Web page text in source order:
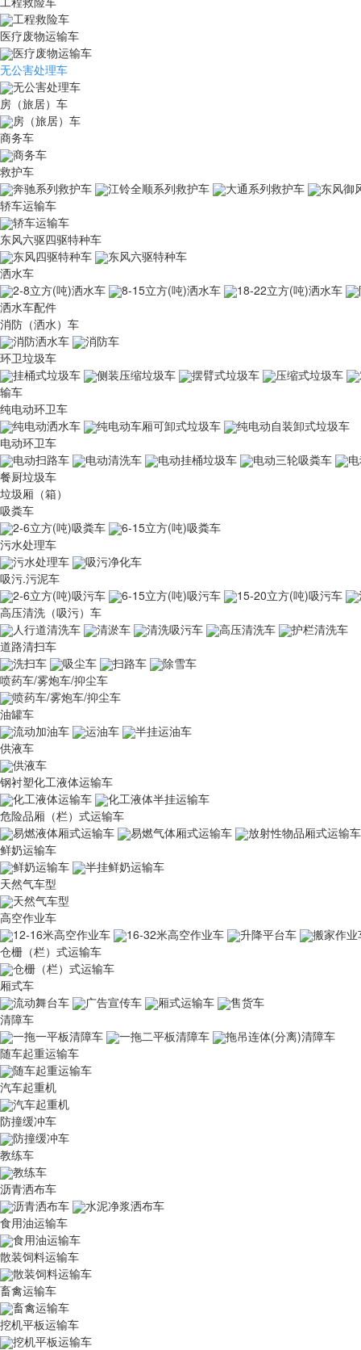
工程救险车
医疗废物运输车
医疗废物运输车
无公害处理车
无公害处理车
房（旅居）车
房（旅居）车
商务车
商务车
救护车
奔驰系列救护车
江铃全顺系列救护车 大通系列救护车
东风御
轿车运输车
轿车运输车
东风六驱四驱特种车
东风四驱特种车
东风六驱特种车
洒水车
2-8立方(吨)洒水车
8-15立方(吨)洒水车 18-22立方(吨)洒水车
洒水车配件
消防（洒水）车
消防洒水车
消防车
环卫垃圾车
挂桶式垃圾车
侧装压缩垃圾车 摆臂式垃圾车 压缩式垃圾车
输车
纯电动环卫车
纯电动洒水车
纯电动车厢可卸式垃圾车
纯电动自装卸式垃圾车
电动环卫车
电动扫路车
电动清洗车 电动挂桶垃圾车 电动三轮吸粪车
餐厨垃圾车
垃圾厢（箱）
吸粪车
2-6立方(吨)吸粪车
6-15立方(吨)吸粪车
污水处理车
污水处理车
吸污净化车
吸污.污泥车
2-6立方(吨)吸污车
6-15立方(吨)吸污车 15-20立方(吨)吸污车
高压清洗（吸污）车
人行道清洗车
清淤车 清洗吸污车 高压清洗车
护栏清洗车
道路清扫车
洗扫车
吸尘车 扫路车
除雪车
喷药车/雾炮车/抑尘车
喷药车/雾炮车/抑尘车
油罐车
流动加油车
运油车
半挂运油车
供液车
供液车
钢衬塑化工液体运输车
化工液体运输车
化工液体半挂运输车
危险品厢（栏）式运输车
易燃液体厢式运输车
易燃气体厢式运输车
放射性物品厢式运输车
鲜奶运输车
鲜奶运输车
半挂鲜奶运输车
天然气车型
天然气车型
高空作业车
12-16米高空作业车
16-32米高空作业车 升降平台车
搬家作业
仓栅（栏）式运输车
仓栅（栏）式运输车
厢式车
流动舞台车
广告宣传车 厢式运输车
售货车
清障车
一拖一平板清障车
一拖二平板清障车
拖吊连体(分离)清障车
随车起重运输车
随车起重运输车
汽车起重机
汽车起重机
防撞缓冲车
防撞缓冲车
教练车
教练车
沥青洒布车
沥青洒布车
水泥净浆洒布车
食用油运输车
食用油运输车
散装饲料运输车
散装饲料运输车
畜禽运输车
畜禽运输车
挖机平板运输车
挖机平板运输车